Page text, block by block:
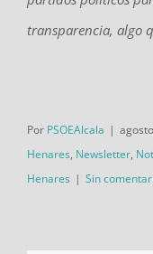
transparencia, algo
Por PSOEAlcala |
Henares, Newsletter,
Henares | Sin